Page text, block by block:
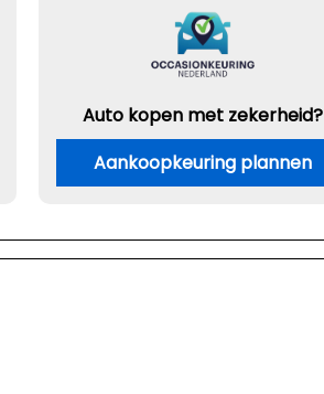
Auto kopen met zekerheid?
Aankoopkeuring plannen